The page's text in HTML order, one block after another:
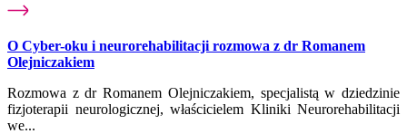
O Cyber-oku i neurorehabilitacji rozmowa z dr Romanem
Olejniczakiem
Rozmowa z dr Romanem Olejniczakiem, specjalistą w dziedzinie
fizjoterapii neurologicznej, właścicielem Kliniki Neurorehabilitacji
we...